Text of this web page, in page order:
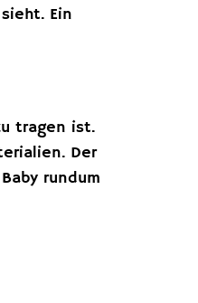
sieht. Ein
tragen ist.
Der
rundum